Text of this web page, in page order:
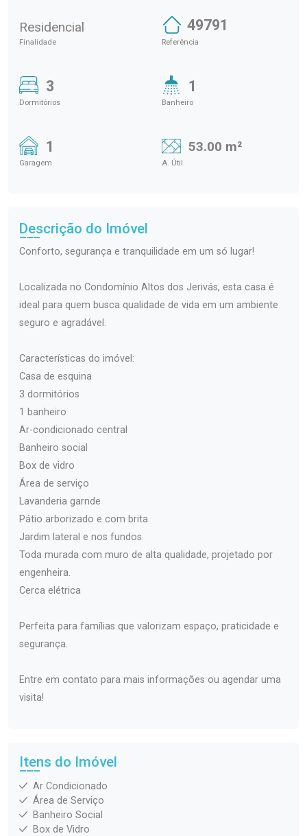
Residencial
Finalidade
49791
Referência
3
Dormitórios
1
Banheiro
1
Garagem
53.00 m²
A. Útil
Descrição do Imóvel
Conforto, segurança e tranquilidade em um só lugar!
Localizada no Condomínio Altos dos Jerivás, esta casa é
ideal para quem busca qualidade de vida em um ambiente
seguro e agradável.
Características do imóvel:
Casa de esquina
3 dormitórios
1 banheiro
Ar-condicionado central
Banheiro social
Box de vidro
Área de serviço
Lavanderia garnde
Pátio arborizado e com brita
Jardim lateral e nos fundos
Toda murada com muro de alta qualidade, projetado por
engenheira.
Cerca elétrica
Perfeita para famílias que valorizam espaço, praticidade e
segurança.
Entre em contato para mais informações ou agendar uma
visita!
Itens do Imóvel
Ar Condicionado
Área de Serviço
Banheiro Social
Box de Vidro